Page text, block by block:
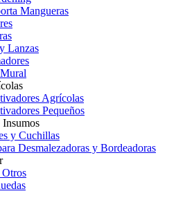
Mangueras
Lanzas
Agrícolas
Pequeños
Insumos
y Cuchillas
Desmalezadoras y Bordeadoras